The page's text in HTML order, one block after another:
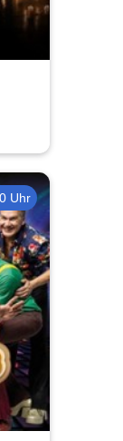
Uhr